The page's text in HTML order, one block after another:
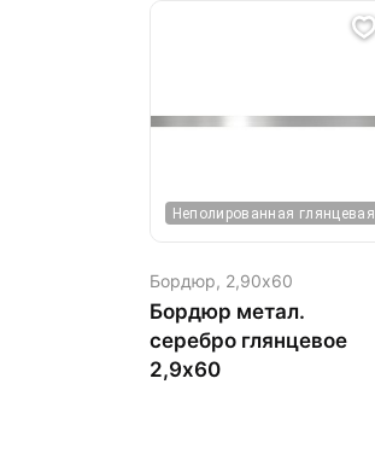
Неполированная глянцевая
Бордюр, 2,90х60
Бордюр метал.
серебро глянцевое
2,9х60